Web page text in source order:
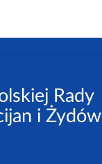
Rady
i Żydów